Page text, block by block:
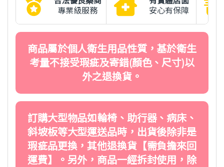
專業級服務
安心有保障
商品屬於個人衛生用品性質，基於衛生
考量不接受瑕疵及寄錯(顏色、尺寸)以
外之退換貨。
訂購大型物品如輪椅、助行器、病床、
斜坡板等大型運送品時，出貨後除非是
瑕疵品更換，其他退換貨【需負擔來回
運費】。另外，商品一經拆封使用，除